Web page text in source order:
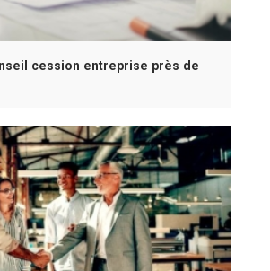
cession entreprise près de